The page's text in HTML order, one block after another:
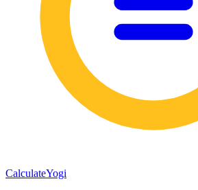
CalculateYogi